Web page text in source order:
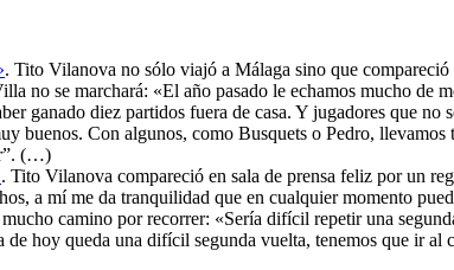
. Tito Vilanova no sólo viajó a Málaga sino que
no se marchará: «El año pasado le echamos mucho de
ganado diez partidos fuera de casa. Y jugadores que
buenos. Con algunos, como Busquets o Pedro,
(…)
. Tito Vilanova compareció en sala de prensa feliz por un
a mí me da tranquilidad que en cualquier momento
camino por recorrer: «Sería difícil repetir una
hoy queda una difícil segunda vuelta, tenemos que ir